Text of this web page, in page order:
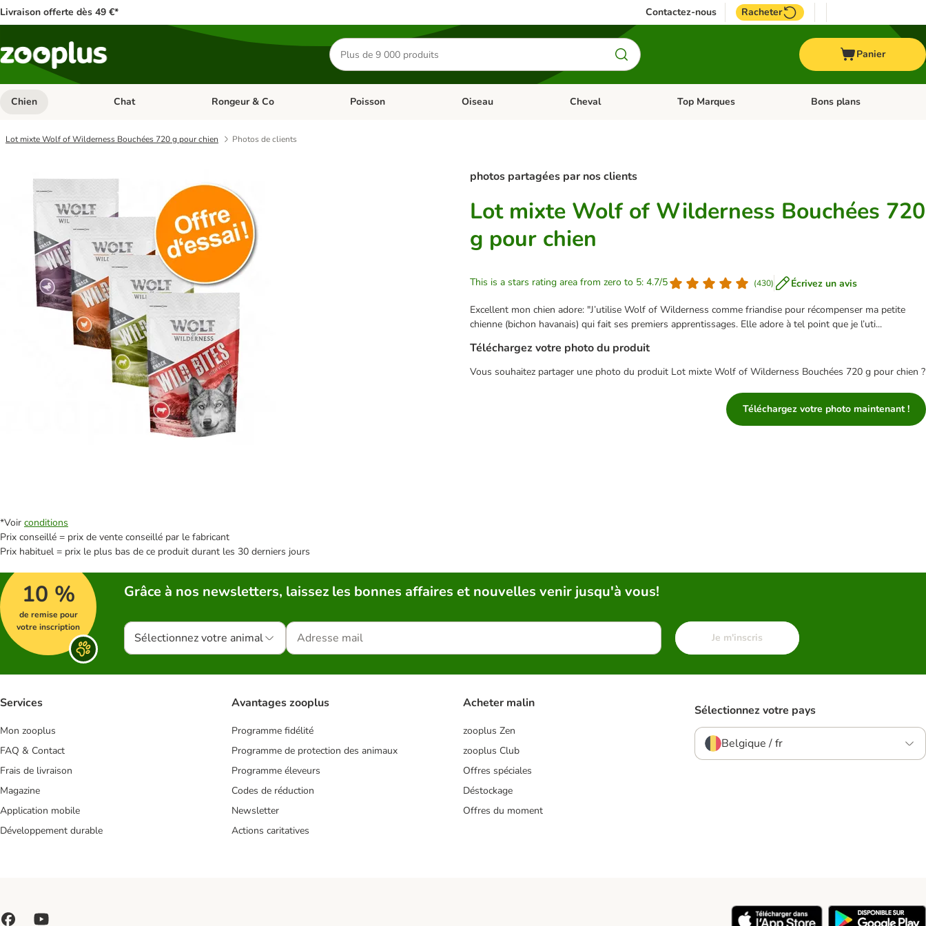
Livraison offerte dès 49 €* Contactez-nous Racheter
Rechercher
des
produits
Panier
Chien Dérouler les catégories: Chien
Chat Dérouler les catégories: Chat
Rongeur & Co Dérouler les catégories: Rongeur & Co
Poisson Dérouler les catégories: Poisson
Oiseau Dérouler les catégories: Oiseau
Cheval Dérouler les catégories: Cheval
Top Marques Dérouler les catégories: Top
Bons plans
Lot mixte Wolf of Wilderness Bouchées 720 g pour chien Photos de clients
photos partagées par nos clients
Lot mixte Wolf of Wilderness Bouchées 720
g pour chien
This is a stars rating area from zero to 5: 4.7/5 (430) Écrivez un avis
Excellent mon chien adore: "J’utilise Wolf of Wilderness comme friandise pour récompenser ma petite
chienne (bichon havanais) qui fait ses premiers apprentissages. Elle adore à tel point que je l’uti...
Téléchargez votre photo du produit
Vous souhaitez partager une photo du produit Lot mixte Wolf of Wilderness Bouchées 720 g pour chien ?
Téléchargez votre photo maintenant !
*Voir conditions
Prix conseillé = prix de vente conseillé par le fabricant
Prix habituel = prix le plus bas de ce produit durant les 30 derniers jours
10 %
de remise pour
votre inscription
Grâce à nos newsletters, laissez les bonnes affaires et nouvelles venir jusqu'à vous!
Sélectionnez votre animal Je m'inscris
Services
Mon zooplus
FAQ & Contact
Frais de livraison
Magazine
Application mobile
Développement durable
Avantages zooplus
Programme fidélité
Programme de protection des animaux
Programme éleveurs
Codes de réduction
Newsletter
Actions caritatives
Acheter malin
zooplus Zen
zooplus Club
Offres spéciales
Déstockage
Offres du moment
Sélectionnez votre pays
Belgique / fr